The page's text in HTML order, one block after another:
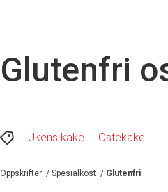
Glutenfri
Ukens kake Ostekake
Oppskrifter / Spesialkost / Glutenfri